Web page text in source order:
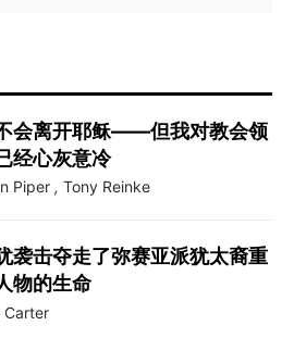
会离开耶稣——但我对教会领
经心灰意冷
Piper , Tony Reinke
袭击夺走了弥赛亚派犹太裔重
物的生命
Carter